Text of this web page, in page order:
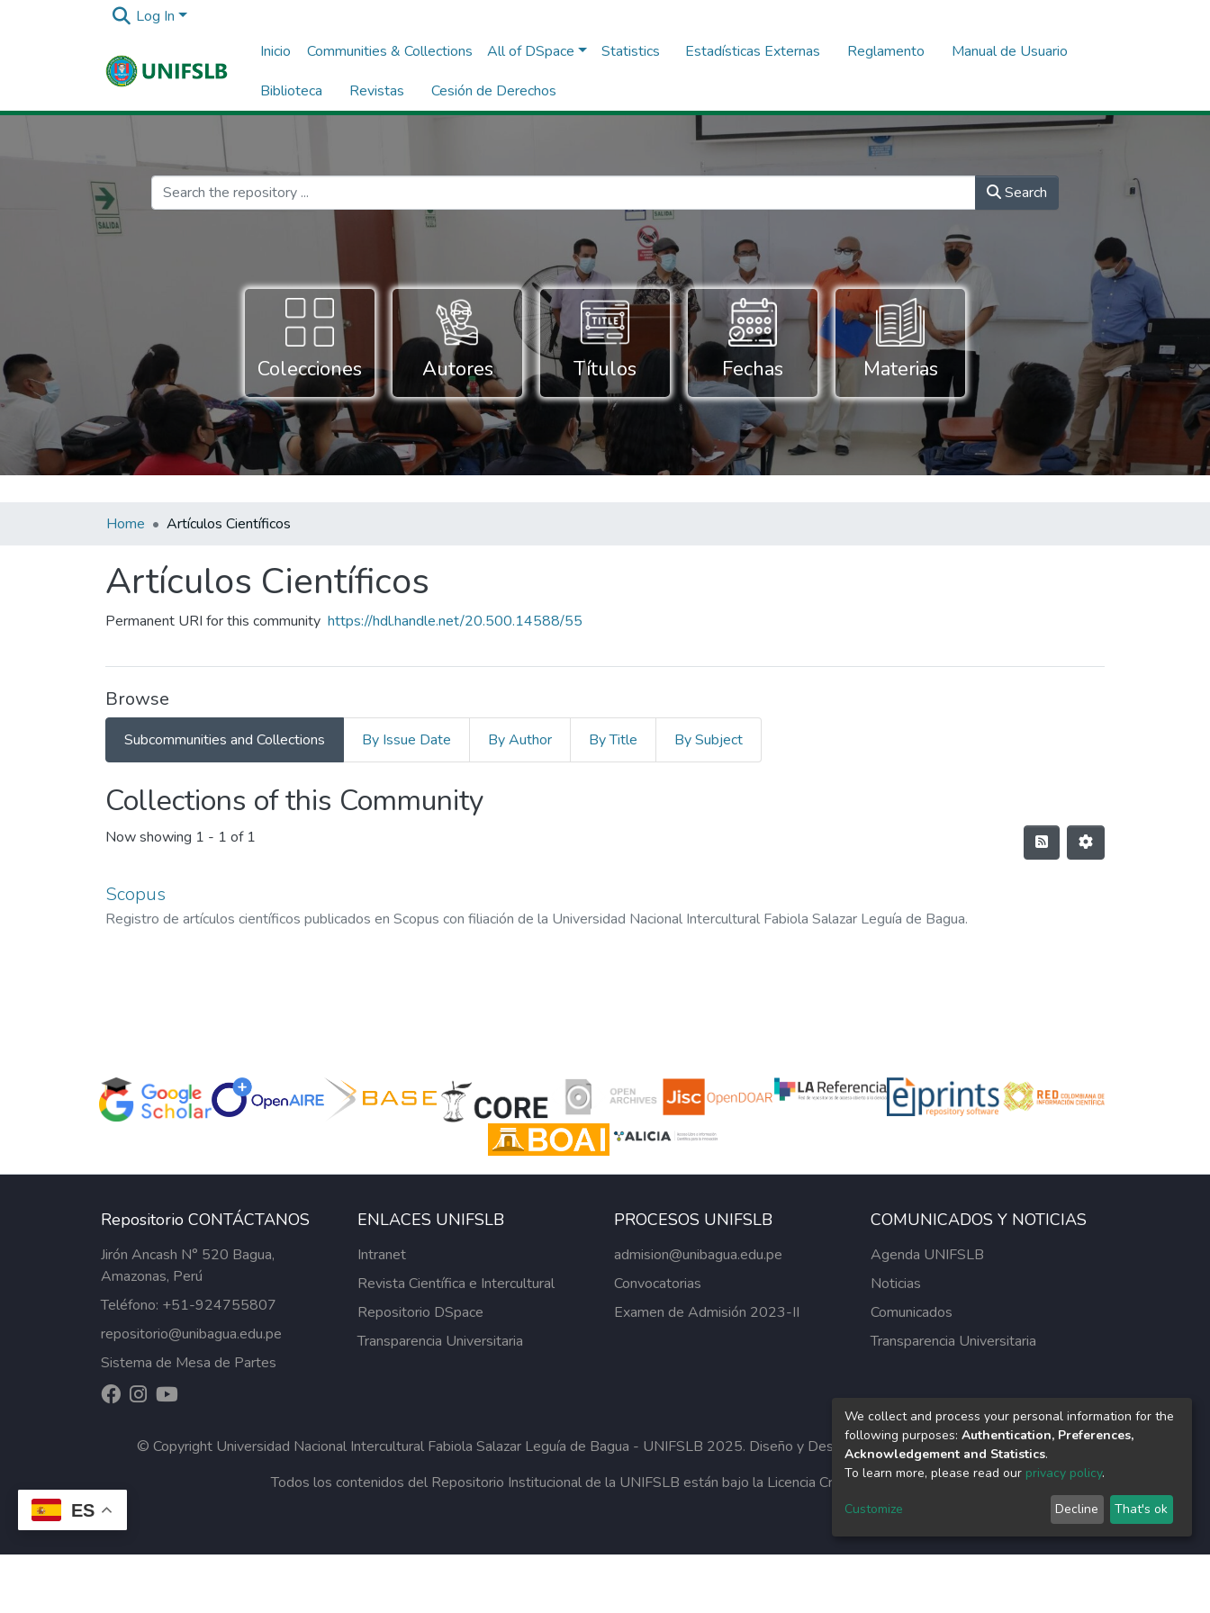
ES
Log In
Inicio
Communities & Collections All of DSpace Statistics Estadísticas Externas Reglamento
Manual de Usuario
Biblioteca
Revistas Cesión de Derechos
Search
Colecciones Autores Títulos Fechas Materias
Home Artículos Científicos
Artículos Científicos
Permanent URI for this community https://hdl.handle.net/20.500.14588/55
Browse
Subcommunities and Collections By Issue Date By Author By Title By Subject
Collections of this Community
Now showing 1 - 1 of 1
Scopus
Registro de artículos científicos publicados en Scopus con filiación de la Universidad Nacional Intercultural Fabiola Salazar Leguía de Bagua.
Repositorio CONTÁCTANOS
Jirón Ancash N° 520 Bagua,
Amazonas, Perú
Teléfono: +51-924755807
repositorio@unibagua.edu.pe
Sistema de Mesa de Partes
ENLACES UNIFSLB
Intranet
Revista Científica e Intercultural
Repositorio DSpace
Transparencia Universitaria
PROCESOS UNIFSLB
admision@unibagua.edu.pe
Convocatorias
Examen de Admisión 2023-II
COMUNICADOS Y NOTICIAS
Agenda UNIFSLB
Noticias
Comunicados
Transparencia Universitaria
© Copyright Universidad Nacional Intercultural Fabiola Salazar Leguía de Bagua - UNIFSLB 2025. Diseño y Desarrollo por Bibliolatino.com-UNIFSLB
Todos los contenidos del Repositorio Institucional de la UNIFSLB están bajo la Licencia Creative Commons.
We collect and process your personal information for the
following purposes: Authentication, Preferences,
Acknowledgement and Statistics.
To learn more, please read our privacy policy.
Customize Decline That's ok